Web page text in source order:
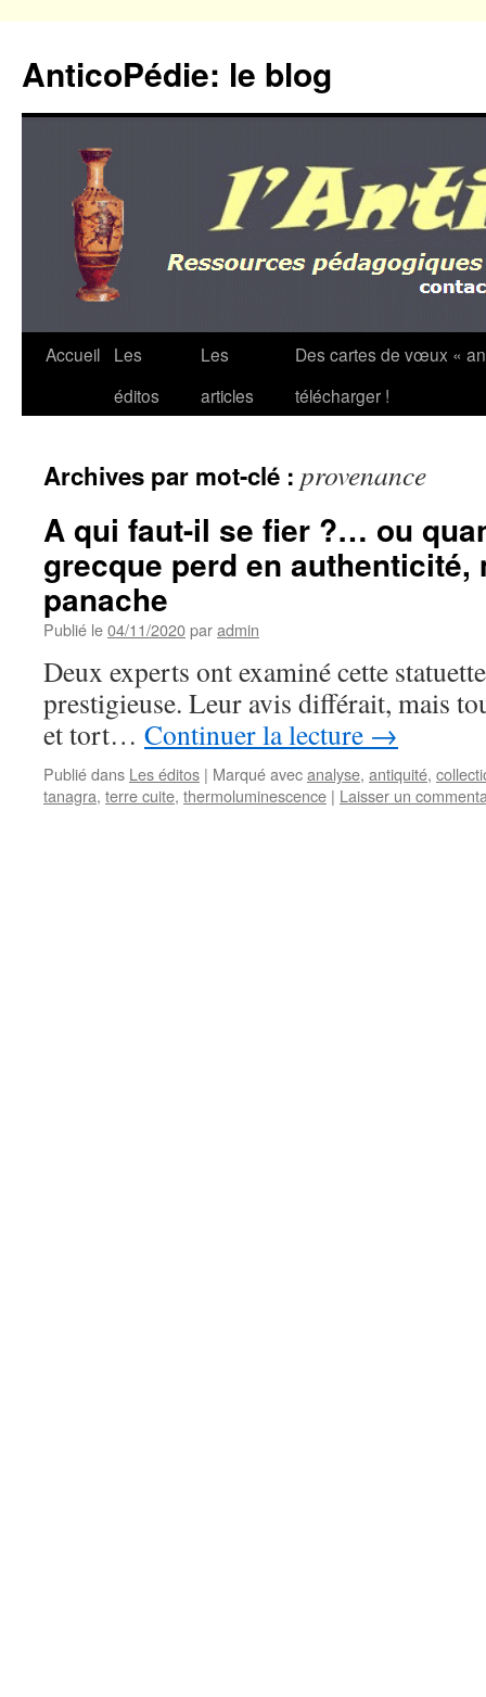
contenu
AnticoPédie: le blog
Accueil
Les
éditos
Les
articles
Des cartes de vœux «
télécharger !
Archives par mot-clé : provenance
A qui faut-il se fier ?… ou
grecque perd en authenticité,
panache
Publié le04/11/2020paradmin
Deux experts ont examiné cette
prestigieuse. Leur avis différait, mais
et tort… Continuer la lecture →
Publié dans Les éditos | Marqué avecanalyse, antiquité,
tanagra, terre cuite, thermoluminescence | Laisser un